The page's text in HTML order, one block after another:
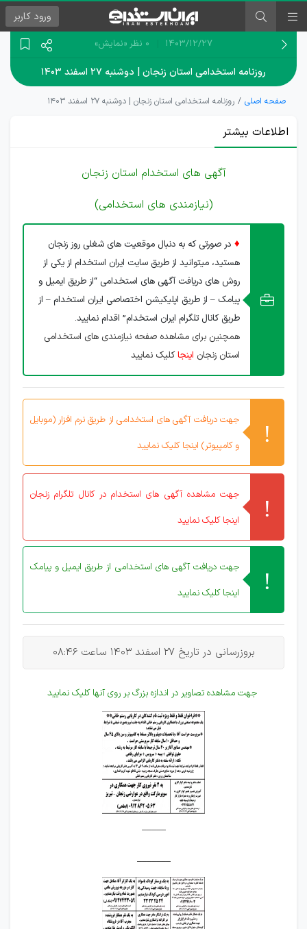
ورود کاربر
۱۴۰۳/۱۲/۲۷ 0 نظر «نمایش»
روزنامه استخدامی استان زنجان | دوشنبه ۲۷ اسفند ۱۴۰۳
صفحه اصلی روزنامه استخدامی استان زنجان | دوشنبه ۲۷ اسفند ۱۴۰۳
اطلاعات بیشتر
آگهی های استخدام استان زنجان
(نیازمندی های استخدامی)
♦ در صورتی که به دنبال موقعیت های شغلی روز زنجان
هستید، میتوانید از طریق سایت ایران استخدام از یکی از
روش های دریافت آگهی های استخدامی “از طریق ایمیل و
پیامک – از طریق اپلیکیشن اختصاصی ایران استخدام – از
طریق کانال تلگرام ایران استخدام” اقدام نمایید.
همچنین برای مشاهده صفحه نیازمندی های استخدامی
استان زنجان اینجاکلیک نمایید
جهت دریافت آگهی های استخدامی از طریق نرم افزار (موبایل
و کامپیوتر) اینجا کلیک نمایید
جهت مشاهده آگهی های استخدام در کانال تلگرام زنجان
اینجا کلیک نمایید
جهت دریافت آگهی های استخدامی از طریق ایمیل و پیامک
اینجا کلیک نمایید
بروزرسانی در تاریخ 27 اسفند 1403 ساعت 08:46
جهت مشاهده تصاویر در اندازه بزرگ بر روی آنها کلیک نمایید
_____
_______